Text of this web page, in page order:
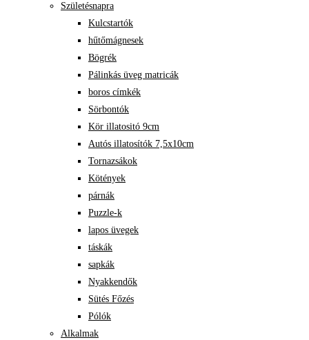
Születésnapra
Kulcstartók
hűtőmágnesek
Bögrék
Pálinkás üveg matricák
boros címkék
Sörbontók
Kör illatositó 9cm
Autós illatosítók 7,5x10cm
Tornazsákok
Kötények
párnák
Puzzle-k
lapos üvegek
táskák
sapkák
Nyakkendők
Sütés Főzés
Pólók
Alkalmak